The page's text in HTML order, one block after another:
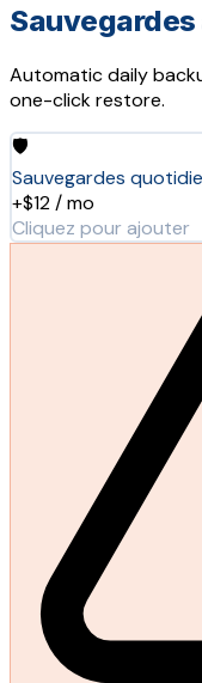
Automatic daily
one-click restore.
🛡️
Sauvegardes
+$12 / mo
Cliquez pour ajouter